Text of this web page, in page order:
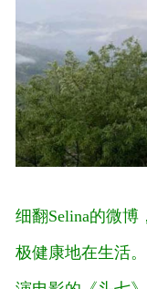
细翻Selina的微
极健康地在生活